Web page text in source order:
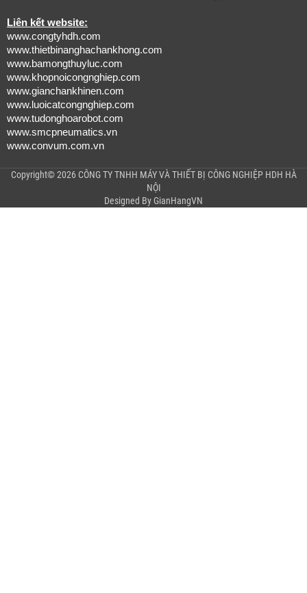
Liên kết website:
www.congtyhdh.com
www.thietbinanghachankhong.com
www.bamongthuyluc.com
www.khopnoicongnghiep.com
www.gianchankhinen.com
www.luoicatcongnghiep.com
www.tudonghoarobot.com
www.smcpneumatics.vn
www.convum.com.vn
Copyright© 2026 CÔNG TY TNHH MÁY VÀ THIẾT BỊ CÔNG NGHIỆP HDH HÀ
NỘI
Designed By GianHangVN